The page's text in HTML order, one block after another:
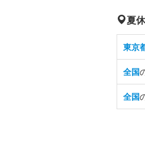
夏
東京
全国
全国